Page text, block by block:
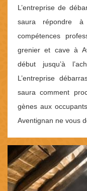
L’entreprise de
saura répondre
compétences
grenier et cave à
début jusqu’à
L’entreprise
saura comment
gènes aux
Aventignan ne vous